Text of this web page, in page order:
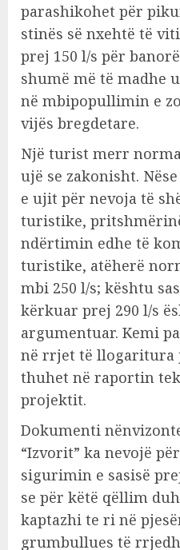
parashikohet për
stinës së nxehtë të
prej 150 l/s për
shumë më të madhe
në mbipopullimin e
vijës bregdetare.
Një turist merr
ujë se zakonisht.
e ujit për nevoja të
turistike,
ndërtimin edhe të
turistike, atëherë
mbi 250 l/s; kështu
kërkuar prej 290 l/s
argumentuar. Kemi
në rrjet të llogaritura
thuhet në raportin
projektit.
Dokumenti
“Izvorit” ka nevojë
sigurimin e sasisë
se për këtë qëllim
kaptazhi te ri në
grumbullues të